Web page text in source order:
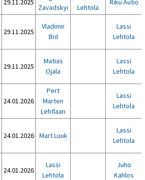
29.11.2025
Zavadskyi
Lehtola
Riku Autio
29.11.2025
Vladimir
Bril
Lassi
Lehtola
29.11.2025
Matias
Ojala
Lassi
Lehtola
24.01.2026
Pert
Marten
Lehtlaan
Lassi
Lehtola
24.01.2026 Mart Luuk
Lassi
Lehtola
24.01.2026
Lassi
Lehtola
Juho
Kahlos